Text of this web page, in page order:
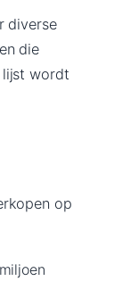
diverse
die
lijst wordt
op